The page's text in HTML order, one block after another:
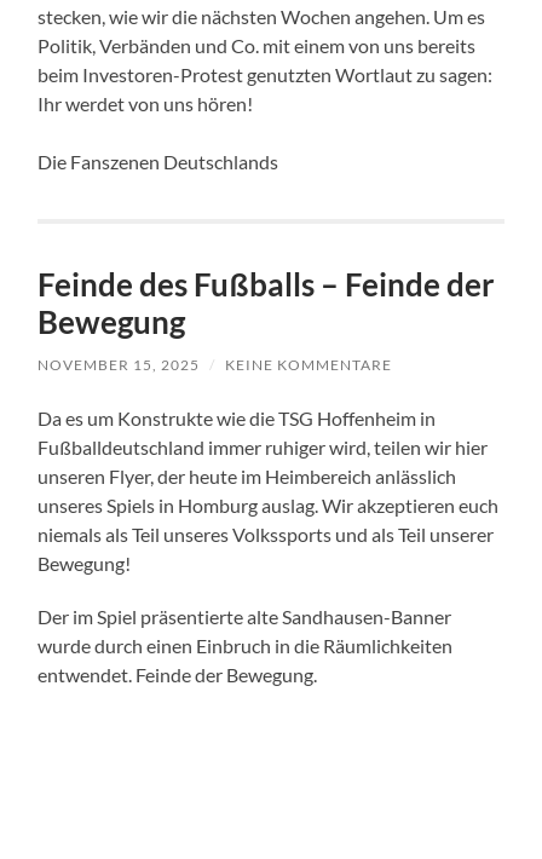
stecken, wie wir die nächsten Wochen angehen. Um es
Politik, Verbänden und Co. mit einem von uns bereits
beim Investoren-Protest genutzten Wortlaut zu sagen:
Ihr werdet von uns hören!
Die Fanszenen Deutschlands
Feinde des Fußballs – Feinde der
Bewegung
NOVEMBER 15, 2025 / KEINE KOMMENTARE
Da es um Konstrukte wie die TSG Hoffenheim in
Fußballdeutschland immer ruhiger wird, teilen wir hier
unseren Flyer, der heute im Heimbereich anlässlich
unseres Spiels in Homburg auslag. Wir akzeptieren euch
niemals als Teil unseres Volkssports und als Teil unserer
Bewegung!
Der im Spiel präsentierte alte Sandhausen-Banner
wurde durch einen Einbruch in die Räumlichkeiten
entwendet. Feinde der Bewegung.